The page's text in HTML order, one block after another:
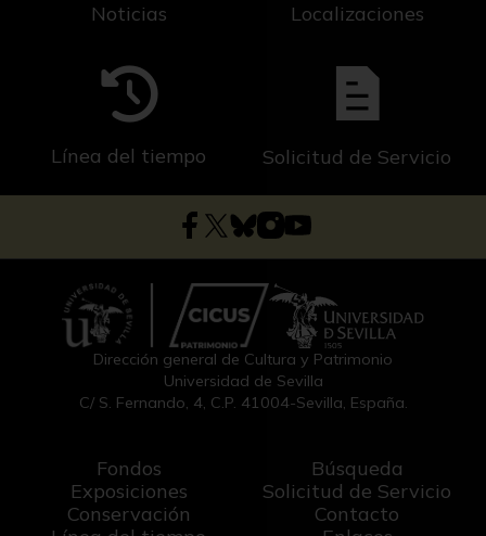
Noticias Localizaciones
Línea del tiempo Solicitud de Servicio
Dirección general de Cultura y Patrimonio
Universidad de Sevilla
C/ S. Fernando, 4, C.P. 41004-Sevilla, España.
Fondos
Exposiciones
Conservación
Búsqueda
Solicitud de Servicio
Contacto